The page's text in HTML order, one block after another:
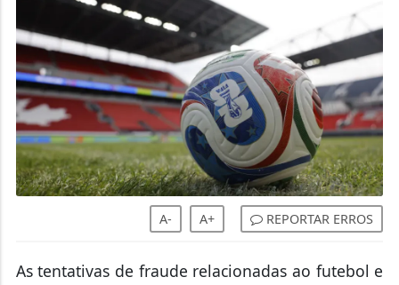
A- A+ REPORTAR ERROS
As tentativas de fraude relacionadas ao futebol e